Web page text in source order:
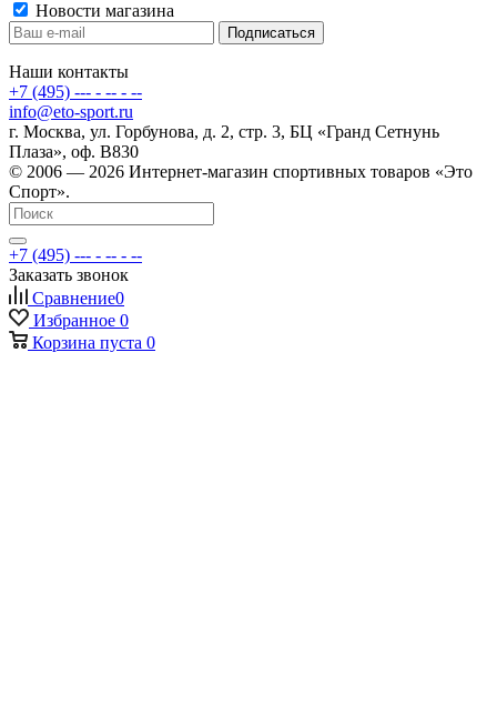
Новости магазина
Наши контакты
+7 (495) --- - -- - --
info@eto-sport.ru
г. Москва, ул. Горбунова, д. 2, стр. 3, БЦ «Гранд Сетнунь
Плаза», оф. В830
© 2006 — 2026 Интернет-магазин спортивных товаров «Это
Спорт».
+7 (495) --- - -- - --
Заказать звонок
Сравнение0
Избранное 0
Корзина пуста 0